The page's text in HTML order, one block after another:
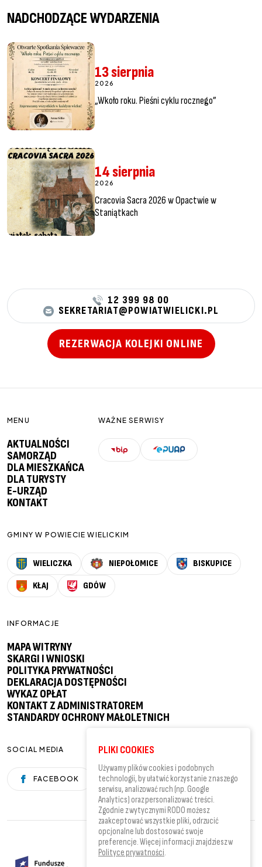
NADCHODZĄCE WYDARZENIA
13 sierpnia
2026
„Wkoło roku. Pieśni cyklu rocznego”
14 sierpnia
2026
Cracovia Sacra 2026 w Opactwie w
Staniątkach
12 399 98 00
SEKRETARIAT@POWIATWIELICKI.PL
REZERWACJA KOLEJKI ONLINE
MENU
AKTUALNOŚCI
SAMORZĄD
DLA MIESZKAŃCA
DLA TURYSTY
E-URZĄD
KONTAKT
WAŻNE SERWISY
GMINY W POWIECIE WIELICKIM
WIELICZKA NIEPOŁOMICE
BISKUPICE
KŁAJ
GDÓW
INFORMACJE
MAPA WITRYNY
SKARGI I WNIOSKI
POLITYKA PRYWATNOŚCI
DEKLARACJA DOSTĘPNOŚCI
WYKAZ OPŁAT
KONTAKT Z ADMINISTRATOREM
STANDARDY OCHRONY MAŁOLETNICH
SOCIAL MEDIA
FACEBOOK YOUTUBE
PLIKI COOKIES
Używamy plików cookies i podobnych
technologii, by ułatwić korzystanie z naszego
serwisu, analizować ruch (np. Google
Analytics) oraz personalizować treści.
Zgodnie z wytycznymi RODO możesz
zaakceptować wszystkie pliki, odrzucić
opcjonalne lub dostosować swoje
preferencje. Więcej informacji znajdziesz w
Polityce prywatności.